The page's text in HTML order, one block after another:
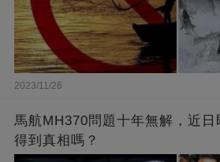
2023/11/26
馬航MH370問題十年無解，近
得到真相嗎？